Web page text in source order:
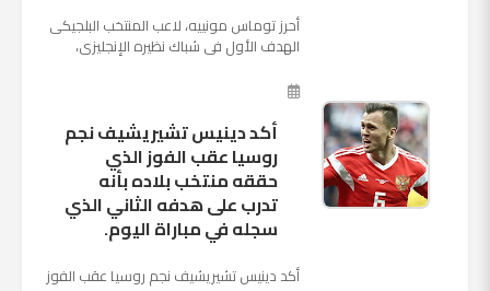
أحرز توماس مونييه، لاعب المنتخب البلجيكى
الهدف الأول فى شباك نظيره الإنجليزى،
بينهما حاليا على م...
أكد دينيس تشيريشيف نجم
روسيا عقب الفوز الذي
حققه منتخب بلاده بأنه
تدرب على هدفه الثاني الذي
سجله في مباراة اليوم.
أكد دينيس تشيريشيف نجم روسيا عقب الفوز